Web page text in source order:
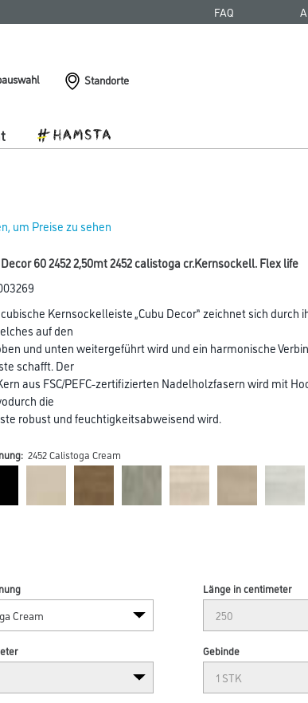
FAQ
Standorte
um Preise zu sehen
60 2452 2,50mt 2452 calistoga cr.Kernsockell. Flex life
Kernsockelleiste „Cubu Decor“ zeichnet sich durch
auf den
und unten weitergeführt wird und ein harmonische
schafft. Der
aus FSC/PEFC-zertifizierten Nadelholzfasern wird mit
die
robust und feuchtigkeitsabweisend wird.
2452 Calistoga Cream
Länge in centimeter
Gebinde